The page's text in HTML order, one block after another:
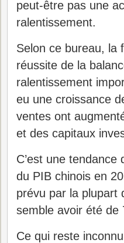
peut-être pas une
ralentissement.
Selon ce bureau, la
réussite de la
ralentissement
eu une croissance
ventes ont
et des capitaux
C’est une
du PIB chinois en
prévu par la plupart
semble avoir été de
Ce qui reste